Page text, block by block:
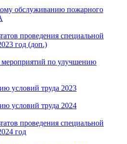
обслуживанию пожарного
проведения специальной
год (доп.)
по улучшению
условий труда 2023
условий труда 2024
проведения специальной
год